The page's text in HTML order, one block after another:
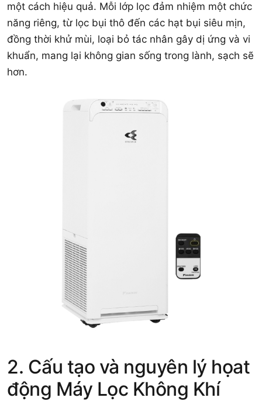
một cách hiệu quả. Mỗi lớp lọc đảm nhiệm một chức
năng riêng, từ lọc bụi thô đến các hạt bụi siêu mịn,
đồng thời khử mùi, loại bỏ tác nhân gây dị ứng và vi
khuẩn, mang lại không gian sống trong lành, sạch sẽ
hơn.
2. Cấu tạo và nguyên lý họat
động Máy Lọc Không Khí